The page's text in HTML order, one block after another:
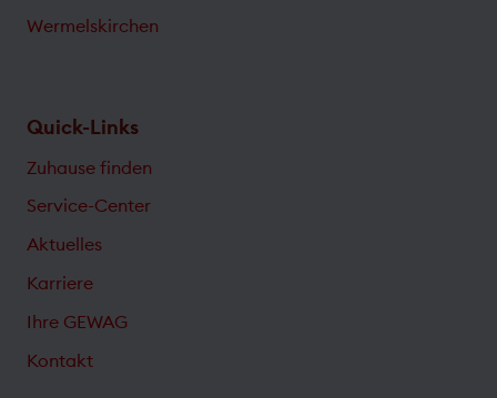
Wermelskirchen
Quick-Links
Zuhause finden
Service-Center
Aktuelles
Karriere
Ihre GEWAG
Kontakt